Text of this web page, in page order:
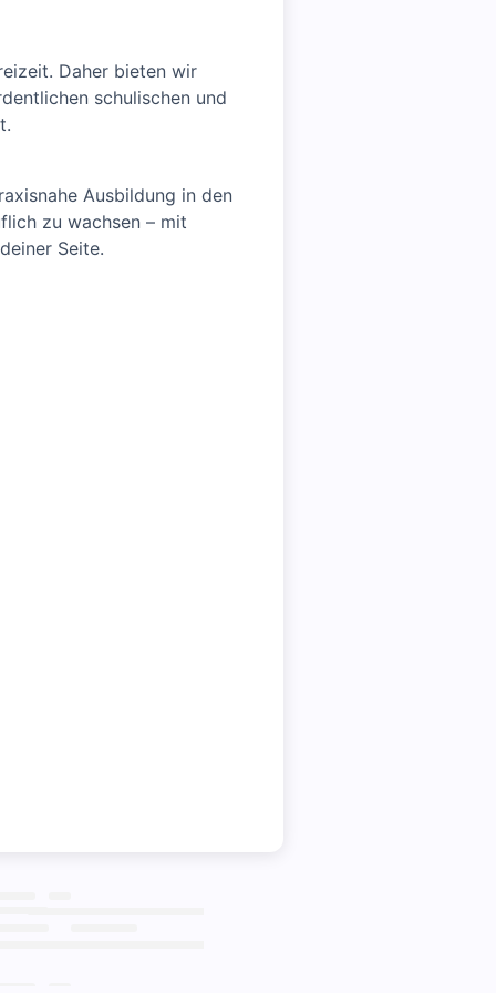
Daher bieten wir
schulischen und
Ausbildung in den
zu wachsen – mit
Seite.